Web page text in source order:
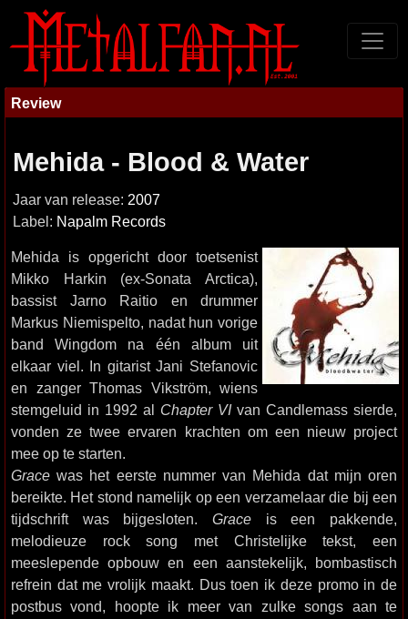
Review
Mehida - Blood & Water
Jaar van release: 2007
Label: Napalm Records
Mehida is opgericht door toetsenist
Mikko Harkin (ex-Sonata Arctica),
bassist Jarno Raitio en drummer
Markus Niemispelto, nadat hun vorige
band Wingdom na één album uit
elkaar viel. In gitarist Jani Stefanovic
en zanger Thomas Vikström, wiens
stemgeluid in 1992 al Chapter VIvan Candlemass sierde,
vonden ze twee ervaren krachten om een nieuw project
mee op te starten.
Grace was het eerste nummer van Mehida dat mijn oren
bereikte. Het stond namelijk op een verzamelaar die bij een
tijdschrift was bijgesloten. Grace is een pakkende,
melodieuze rock song met Christelijke tekst, een
meeslepende opbouw en een aanstekelijk, bombastisch
refrein dat me vrolijk maakt. Dus toen ik deze promo in de
postbus vond, hoopte ik meer van zulke songs aan te